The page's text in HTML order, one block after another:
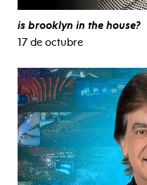
is brooklyn in the house?
17 de octubre